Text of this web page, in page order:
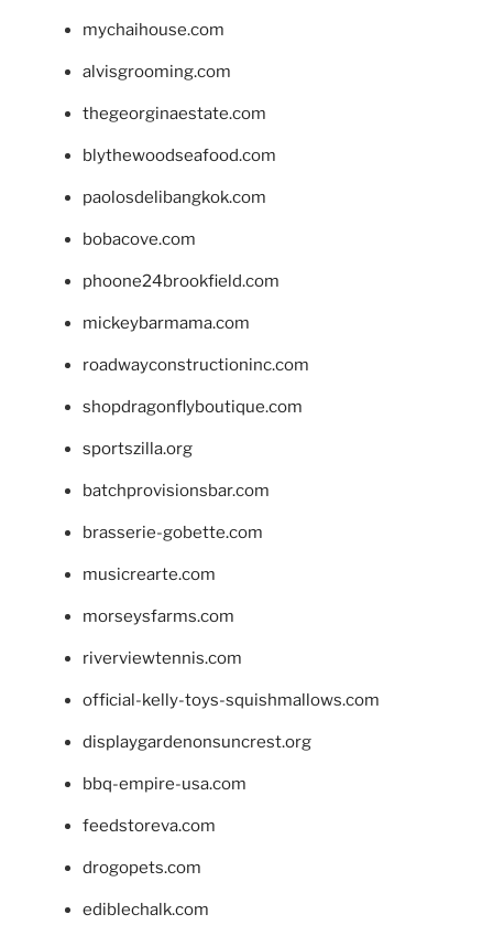
mychaihouse.com
alvisgrooming.com
thegeorginaestate.com
blythewoodseafood.com
paolosdelibangkok.com
bobacove.com
phoone24brookfield.com
mickeybarmama.com
roadwayconstructioninc.com
shopdragonflyboutique.com
sportszilla.org
batchprovisionsbar.com
brasserie-gobette.com
musicrearte.com
morseysfarms.com
riverviewtennis.com
official-kelly-toys-squishmallows.com
displaygardenonsuncrest.org
bbq-empire-usa.com
feedstoreva.com
drogopets.com
ediblechalk.com